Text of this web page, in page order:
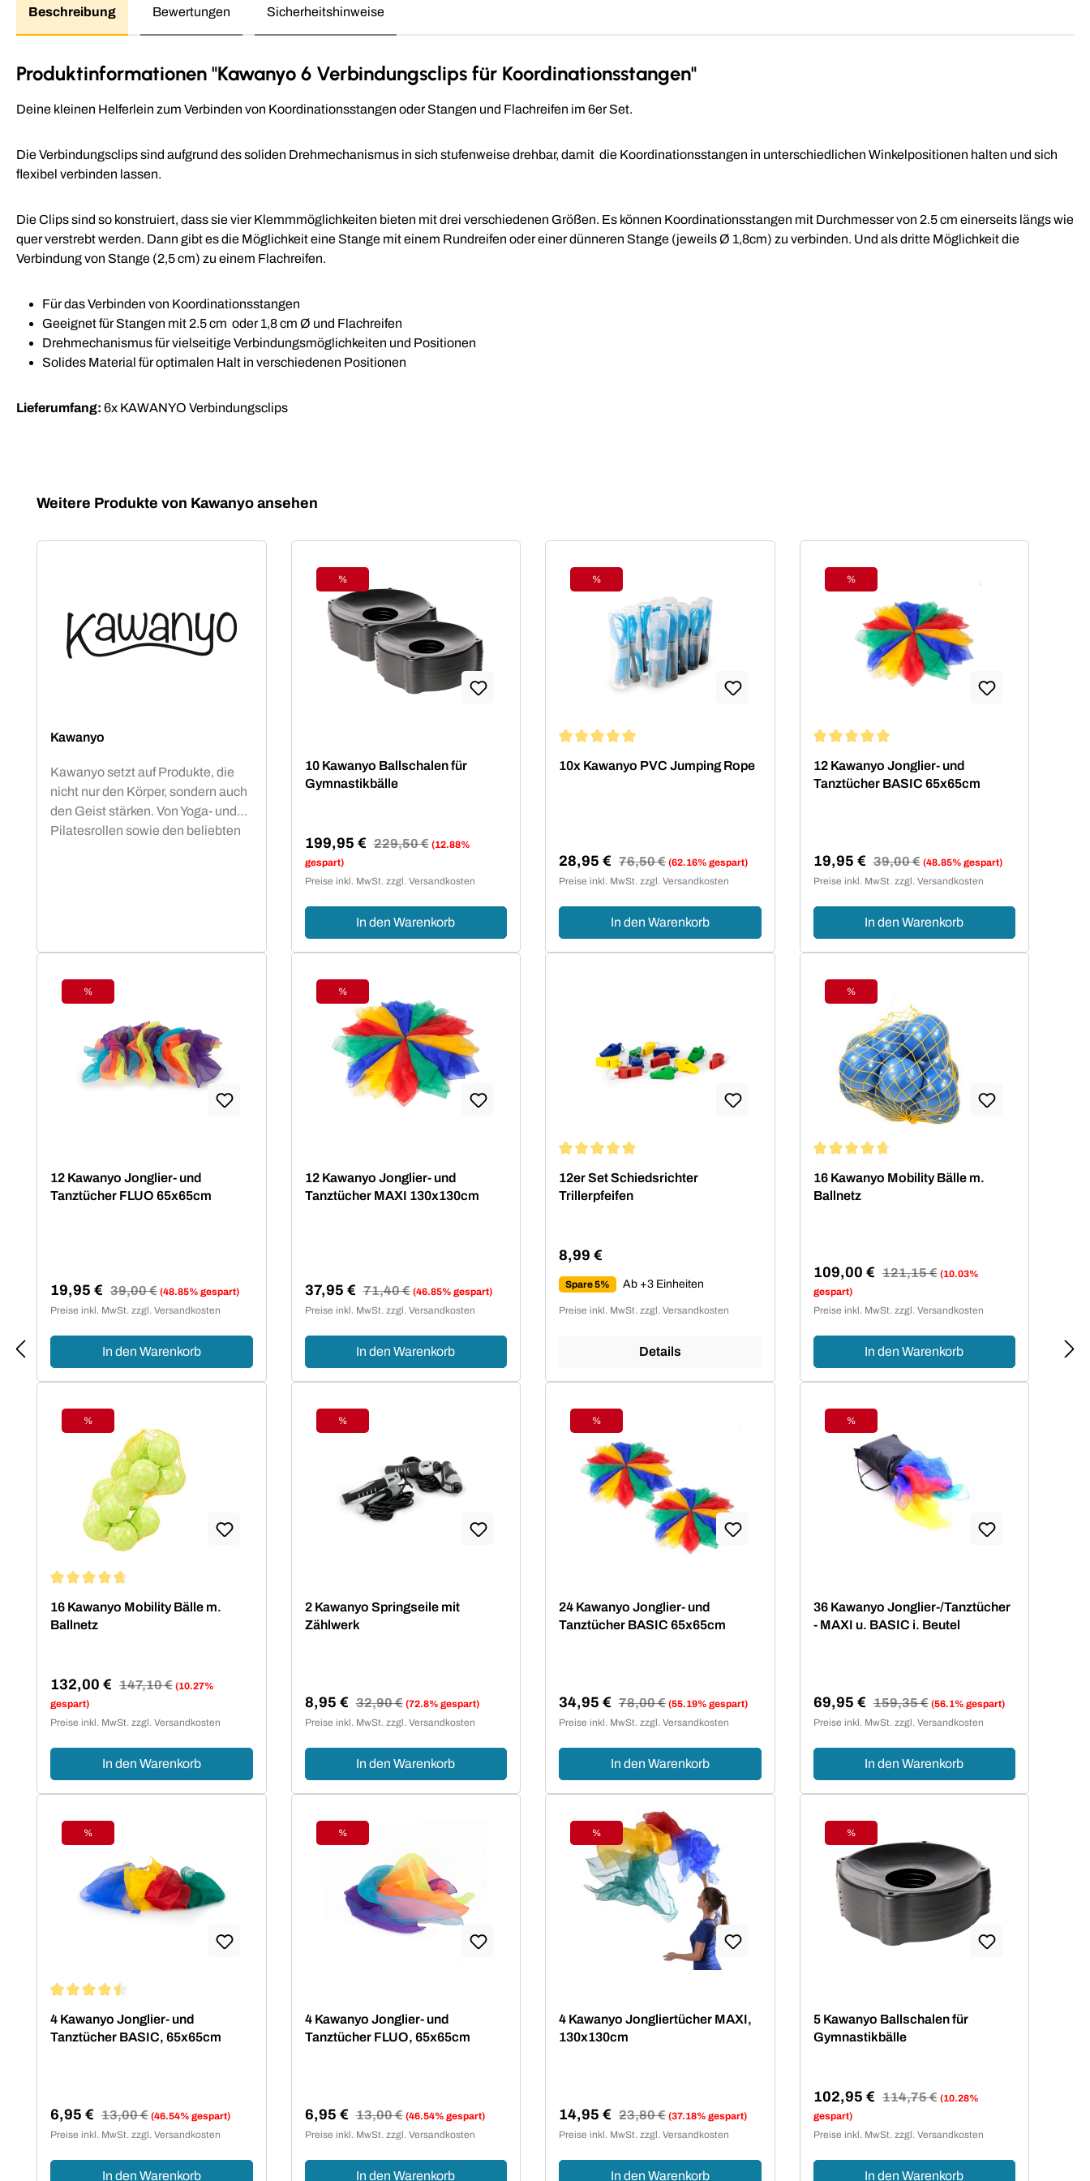
Beschreibung Bewertungen Sicherheitshinweise
Produktinformationen "Kawanyo 6 Verbindungsclips für Koordinationsstangen"
Deine kleinen Helferlein zum Verbinden von Koordinationsstangen oder Stangen und Flachreifen im 6er Set.
Die Verbindungsclips sind aufgrund des soliden Drehmechanismus in sich stufenweise drehbar, damit die Koordinationsstangen in unterschiedlichen Winkelpositionen halten und sich
flexibel verbinden lassen.
Die Clips sind so konstruiert, dass sie vier Klemmmöglichkeiten bieten mit drei verschiedenen Größen. Es können Koordinationsstangen mit Durchmesser von 2.5 cm einerseits längs wie
quer verstrebt werden. Dann gibt es die Möglichkeit eine Stange mit einem Rundreifen oder einer dünneren Stange (jeweils Ø 1,8cm) zu verbinden. Und als dritte Möglichkeit die
Verbindung von Stange (2,5 cm) zu einem Flachreifen.
Für das Verbinden von Koordinationsstangen
Geeignet für Stangen mit 2.5 cm oder 1,8 cm Ø und Flachreifen
Drehmechanismus für vielseitige Verbindungsmöglichkeiten und Positionen
Solides Material für optimalen Halt in verschiedenen Positionen
Lieferumfang: 6x KAWANYO Verbindungsclips
Produktgalerie überspringen
Weitere Produkte von Kawanyo ansehen
Kawanyo
Kawanyo setzt auf Produkte, die
nicht nur den Körper, sondern auch
den Geist stärken. Von Yoga- und
Pilatesrollen sowie den beliebten
die Erstellung eines
altersgerechten Parcours
motivieren zu Spiel und Spaß an
gesunder Bewegung. Koordination
und Motorik werden geschult bzw.
bleiben erhalten, das gilt
gleichermaßen für Kinder, Athleten,
Bewegungselemente zusammen
um ausgeglichen und gesund zu
und deine Ideen.
Rabatt
%
10 Kawanyo Ballschalen für
Gymnastikbälle
Verkaufspreis:
199,95 € Regulärer Preis:
229,50 € (12.88%
gespart)
Preise inkl. MwSt. zzgl. Versandkosten
In den Warenkorb
Rabatt
%
10x Kawanyo PVC Jumping Rope
Verkaufspreis:
28,95 € Regulärer Preis:
76,50 € (62.16% gespart)
Preise inkl. MwSt. zzgl. Versandkosten
In den Warenkorb
Rabatt
%
12 Kawanyo Jonglier- und
Tanztücher BASIC 65x65cm
Verkaufspreis:
19,95 € Regulärer Preis:
39,00 € (48.85% gespart)
Preise inkl. MwSt. zzgl. Versandkosten
In den Warenkorb
Rabatt
%
12 Kawanyo Jonglier- und
Tanztücher FLUO 65x65cm
Verkaufspreis:
19,95 € Regulärer Preis:
39,00 € (48.85% gespart)
Preise inkl. MwSt. zzgl. Versandkosten
In den Warenkorb
Rabatt
%
12 Kawanyo Jonglier- und
Tanztücher MAXI 130x130cm
Verkaufspreis:
37,95 € Regulärer Preis:
71,40 € (46.85% gespart)
Preise inkl. MwSt. zzgl. Versandkosten
In den Warenkorb
12er Set Schiedsrichter
Trillerpfeifen
Regulärer Preis:
8,99 €
Spare 5% Ab +3 Einheiten
Preise inkl. MwSt. zzgl. Versandkosten
Details
Rabatt
%
16 Kawanyo Mobility Bälle m.
Ballnetz
Verkaufspreis:
109,00 € Regulärer Preis:
121,15 € (10.03%
gespart)
Preise inkl. MwSt. zzgl. Versandkosten
In den Warenkorb
Rabatt
%
16 Kawanyo Mobility Bälle m.
Ballnetz
Verkaufspreis:
132,00 € Regulärer Preis:
147,10 € (10.27%
gespart)
Preise inkl. MwSt. zzgl. Versandkosten
In den Warenkorb
Rabatt
%
2 Kawanyo Springseile mit
Zählwerk
Verkaufspreis:
8,95 € Regulärer Preis:
32,90 € (72.8% gespart)
Preise inkl. MwSt. zzgl. Versandkosten
In den Warenkorb
Rabatt
%
24 Kawanyo Jonglier- und
Tanztücher BASIC 65x65cm
Verkaufspreis:
34,95 € Regulärer Preis:
78,00 € (55.19% gespart)
Preise inkl. MwSt. zzgl. Versandkosten
In den Warenkorb
Rabatt
%
36 Kawanyo Jonglier-/Tanztücher
- MAXI u. BASIC i. Beutel
Verkaufspreis:
69,95 € Regulärer Preis:
159,35 € (56.1% gespart)
Preise inkl. MwSt. zzgl. Versandkosten
In den Warenkorb
Rabatt
%
4 Kawanyo Jonglier- und
Tanztücher BASIC, 65x65cm
Verkaufspreis:
6,95 € Regulärer Preis:
13,00 € (46.54% gespart)
Preise inkl. MwSt. zzgl. Versandkosten
In den Warenkorb
Rabatt
%
4 Kawanyo Jonglier- und
Tanztücher FLUO, 65x65cm
Verkaufspreis:
6,95 € Regulärer Preis:
13,00 € (46.54% gespart)
Preise inkl. MwSt. zzgl. Versandkosten
In den Warenkorb
Rabatt
%
4 Kawanyo Jongliertücher MAXI,
130x130cm
Verkaufspreis:
14,95 € Regulärer Preis:
23,80 € (37.18% gespart)
Preise inkl. MwSt. zzgl. Versandkosten
In den Warenkorb
Rabatt
%
5 Kawanyo Ballschalen für
Gymnastikbälle
Verkaufspreis:
102,95 € Regulärer Preis:
114,75 € (10.28%
gespart)
Preise inkl. MwSt. zzgl. Versandkosten
In den Warenkorb